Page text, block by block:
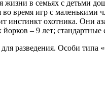
в семьях с детьми
время игр с маленькими
инстинкт охотника. Они
– 9 лет; стандартные
разведения. Особи типа